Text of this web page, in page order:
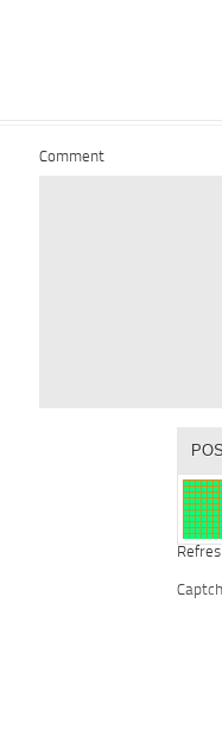
Comment